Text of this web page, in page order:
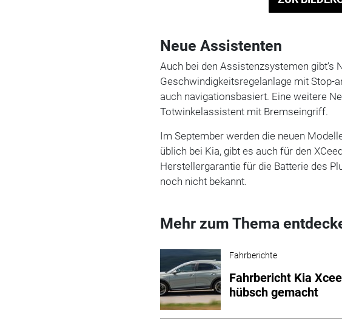
Neue Assistenten
Auch bei den Assistenzsystemen gibt‘s
Geschwindigkeitsregelanlage mit Stop-
auch navigationsbasiert. Eine weitere
Totwinkelassistent mit Bremseingriff.
Im September werden die neuen
üblich bei Kia, gibt es auch für den
Herstellergarantie für die Batterie des
noch nicht bekannt.
Mehr zum Thema
Fahrberichte
Fahrbericht Kia
hübsch gemacht